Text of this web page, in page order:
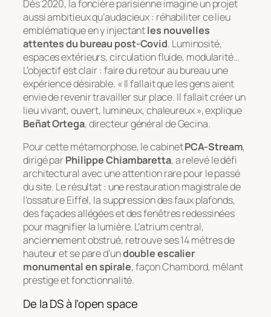
Dès 2020, la foncière parisienne imagine un projet
aussi ambitieux qu’audacieux : réhabiliter ce lieu
emblématique en y injectantles nouvelles
attentes du bureau post-Covid. Luminosité,
espaces extérieurs, circulation fluide, modularité…
L’objectif est clair : faire du retour au bureau une
expérience désirable. « Il fallait que les gens aient
envie de revenir travailler sur place. Il fallait créer un
lieu vivant, ouvert, lumineux, chaleureux », explique
Beñat Ortega, directeur général de Gecina.
Pour cette métamorphose, le cabinetPCA-Stream,
dirigé parPhilippe Chiambaretta, a relevé le défi
architectural avec une attention rare pour le passé
du site. Le résultat : une restauration magistrale de
l’ossature Eiffel, la suppression des faux plafonds,
des façades allégées et des fenêtres redessinées
pour magnifier la lumière. L’atrium central,
anciennement obstrué, retrouve ses 14 mètres de
hauteur et se pare d’undouble escalier
monumental en spirale, façon Chambord, mêlant
prestige et fonctionnalité.
De la DS à l’open space